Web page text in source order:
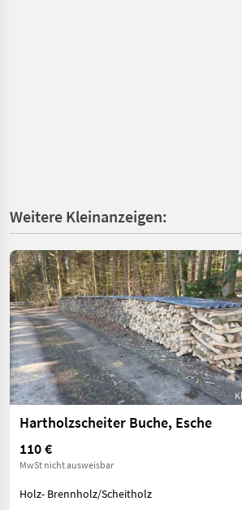
Weitere Kleinanzeigen:
Hartholzscheiter Buche, Esche
110 €
MwSt nicht ausweisbar
Holz- Brennholz/Scheitholz